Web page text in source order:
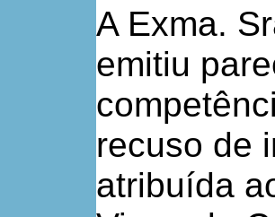
A Exma.
emitiu
recuso de
atribuída